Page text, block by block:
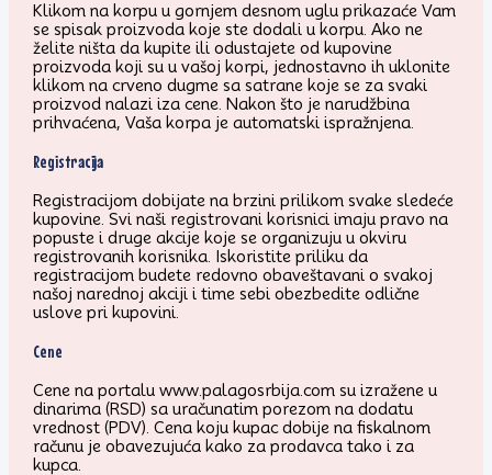
Klikom na korpu u gornjem desnom uglu prikazaće Vam
se spisak proizvoda koje ste dodali u korpu. Ako ne
želite ništa da kupite ili odustajete od kupovine
proizvoda koji su u vašoj korpi, jednostavno ih uklonite
klikom na crveno dugme sa satrane koje se za svaki
proizvod nalazi iza cene. Nakon što je narudžbina
prihvaćena, Vaša korpa je automatski ispražnjena.
Registracija
Registracijom dobijate na brzini prilikom svake sledeće
kupovine. Svi naši registrovani korisnici imaju pravo na
popuste i druge akcije koje se organizuju u okviru
registrovanih korisnika. Iskoristite priliku da
registracijom budete redovno obaveštavani o svakoj
našoj narednoj akciji i time sebi obezbedite odlične
uslove pri kupovini.
Cene
Cene na portalu www.palagosrbija.com su izražene u
dinarima (RSD) sa uračunatim porezom na dodatu
vrednost (PDV). Cena koju kupac dobije na fiskalnom
računu je obavezujuća kako za prodavca tako i za
kupca.